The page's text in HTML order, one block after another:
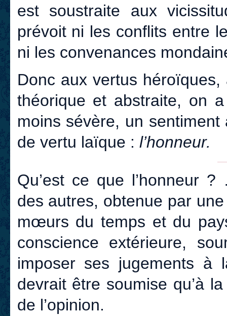
est soustraite aux
prévoit ni les conflits entre
ni les convenances
Donc aux vertus
théorique et abstraite, on
moins sévère, un
de vertu laïque : l’honneur.
Qu’est ce que l’honneur
des autres, obtenue par
mœurs du temps et du
conscience extérieure,
imposer ses jugements à
devrait être soumise qu’à
de l’opinion.